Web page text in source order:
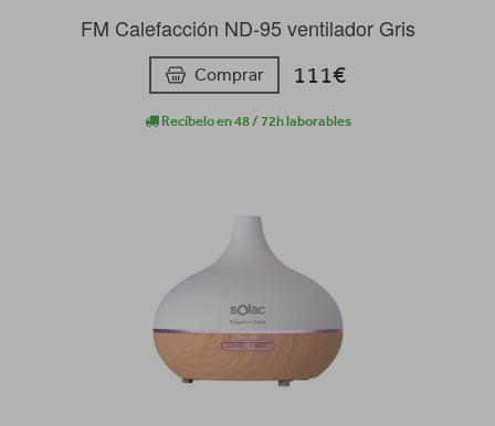
FM Calefacción ND-95 ventilador Gris
Comprar 111€
Recíbelo en 48 / 72h laborables